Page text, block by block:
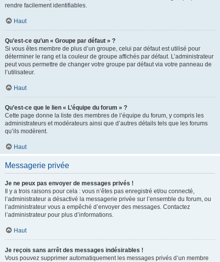
rendre facilement identifiables.
Haut
Qu’est-ce qu’un « Groupe par défaut » ?
Si vous êtes membre de plus d’un groupe, celui par défaut est utilisé pour
déterminer le rang et la couleur de groupe affichés par défaut. L’administrateur
peut vous permettre de changer votre groupe par défaut via votre panneau de
l’utilisateur.
Haut
Qu’est-ce que le lien « L’équipe du forum » ?
Cette page donne la liste des membres de l’équipe du forum, y compris les
administrateurs et modérateurs ainsi que d’autres détails tels que les forums
qu’ils modèrent.
Haut
Messagerie privée
Je ne peux pas envoyer de messages privés !
Il y a trois raisons pour cela : vous n’êtes pas enregistré et/ou connecté,
l’administrateur a désactivé la messagerie privée sur l’ensemble du forum, ou
l’administrateur vous a empêché d’envoyer des messages. Contactez
l’administrateur pour plus d’informations.
Haut
Je reçois sans arrêt des messages indésirables !
Vous pouvez supprimer automatiquement les messages privés d’un membre